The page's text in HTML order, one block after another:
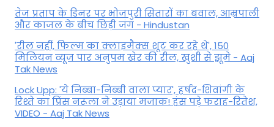
तेज प्रताप के डिनर पर भोजपुरी सितारों का बवाल, आम्रपाली
और काजल के बीच छिड़ी जंग - Hindustan
'रील नहीं, फिल्म का क्लाइमैक्स शूट कर रहे थे', 150
मिलियन व्यूज पार अनुपम खेर की रील, खुशी से झूमे - Aaj
Tak News
Lock Upp: 'ये निब्बा-निब्बी वाला प्यार', हर्षद-शिवांगी के
रिश्ते का प्रिंस नरूला ने उड़ाया मजाक! हंस पड़े फराह-रितेश,
VIDEO - Aaj Tak News